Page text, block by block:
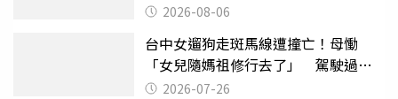
2026-08-06
台中女遛狗走斑馬線遭撞亡！母慟
「女兒隨媽祖修行去了」 駕駛過失
致死判9月
2026-07-26